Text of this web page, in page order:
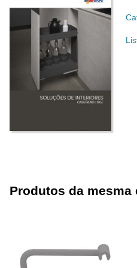
Produtos da mesma